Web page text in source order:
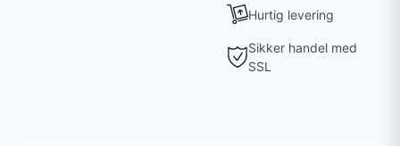
Hurtig levering
Sikker handel med
SSL